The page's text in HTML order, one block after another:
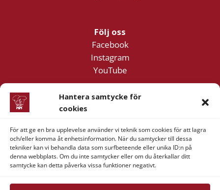
Hantera samtycke för
cookies
För att ge en bra upplevelse använder vi teknik som cookies för att lagra
och/eller komma åt enhetsinformation. När du samtycker till dessa
tekniker kan vi behandla data som surfbeteende eller unika ID:n på
denna webbplats. Om du inte samtycker eller om du återkallar ditt
samtycke kan detta påverka vissa funktioner negativt.
Följ oss
Facebook
Instagram
YouTube
Företagsinformation
Lilla Klädpressaregatan 11
411 05 Göteborg